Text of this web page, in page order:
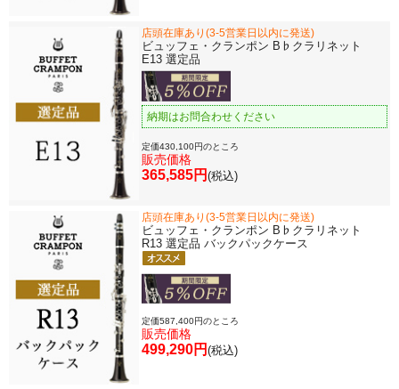
店頭在庫あり(3-5営業日以内に発送)
ビュッフェ・クランポン B♭クラリネット
E13 選定品
納期はお問合わせください
定価430,100円のところ
販売価格
365,585円 (税込)
店頭在庫あり(3-5営業日以内に発送)
ビュッフェ・クランポン B♭クラリネット
R13 選定品 バックパックケース
定価587,400円のところ
販売価格
499,290円 (税込)